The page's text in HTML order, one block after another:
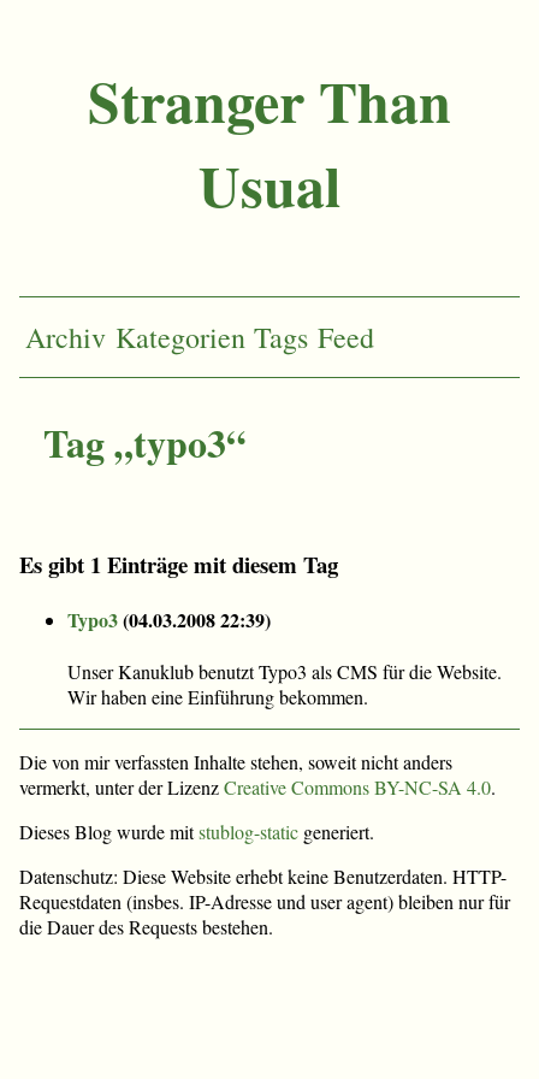
Stranger Than
Usual
Archiv Kategorien Tags Feed
Tag „typo3“
Es gibt 1 Einträge mit diesem Tag
Typo3(04.03.2008 22:39)
Unser Kanuklub benutzt Typo3 als CMS für die Website.
Wir haben eine Einführung bekommen.
Die von mir verfassten Inhalte stehen, soweit nicht anders
vermerkt, unter der LizenzCreative Commons BY-NC-SA 4.0.
Dieses Blog wurde mitstublog-static generiert.
Datenschutz: Diese Website erhebt keine Benutzerdaten. HTTP-
Requestdaten (insbes. IP-Adresse und user agent) bleiben nur für
die Dauer des Requests bestehen.